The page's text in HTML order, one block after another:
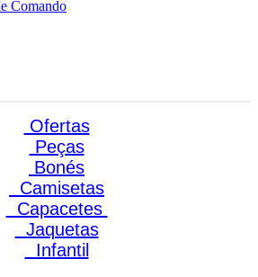
Comando
Ofertas
Peças
Bonés
Camisetas
Capacetes
Jaquetas
Infantil